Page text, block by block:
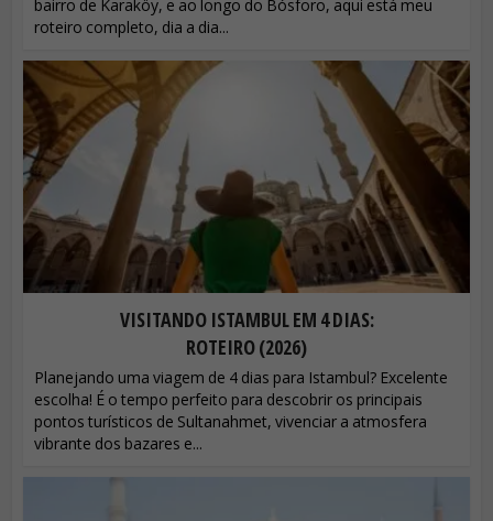
bairro de Karaköy, e ao longo do Bósforo, aqui está meu
roteiro completo, dia a dia...
VISITANDO ISTAMBUL EM 4 DIAS:
ROTEIRO (2026)
Planejando uma viagem de 4 dias para Istambul? Excelente
escolha! É o tempo perfeito para descobrir os principais
pontos turísticos de Sultanahmet, vivenciar a atmosfera
vibrante dos bazares e...